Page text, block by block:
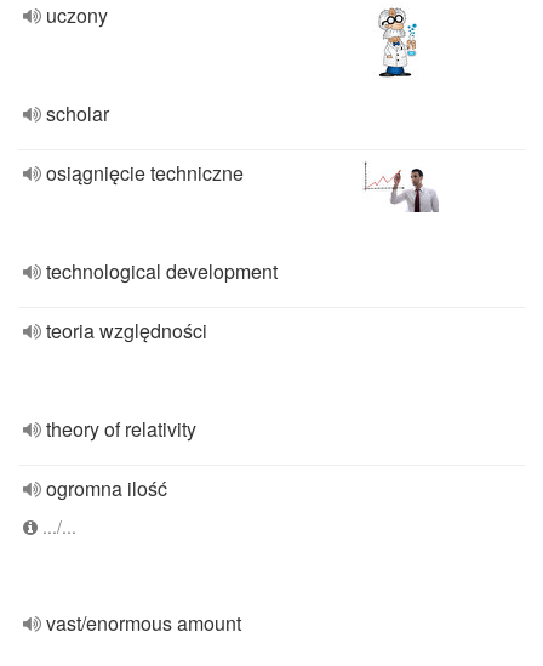
uczony
scholar
osiągnięcie techniczne
technological development
teoria względności
theory of relativity
ogromna ilość
.../...
vast/enormous amount